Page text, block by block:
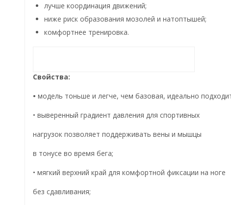
лучше координация движений;
ниже риск образования мозолей и натоптышей;
комфортнее тренировка.
Свойства:
• модель тоньше и легче, чем базовая, идеально
• выверенный градиент давления для спортивных
нагрузок позволяет поддерживать вены и мышцы
в тонусе во время бега;
• мягкий верхний край для комфортной фиксации на ноге
без сдавливания;